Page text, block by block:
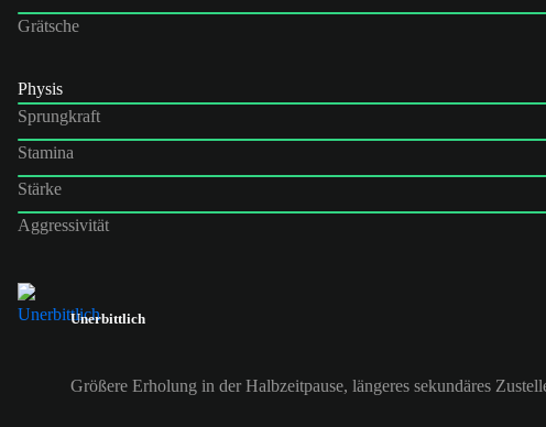
Grätsche
Physis
Sprungkraft
Stamina
Stärke
Aggressivität
Unerbittlich
Größere Erholung in der Halbzeitpause, längeres sekundäres